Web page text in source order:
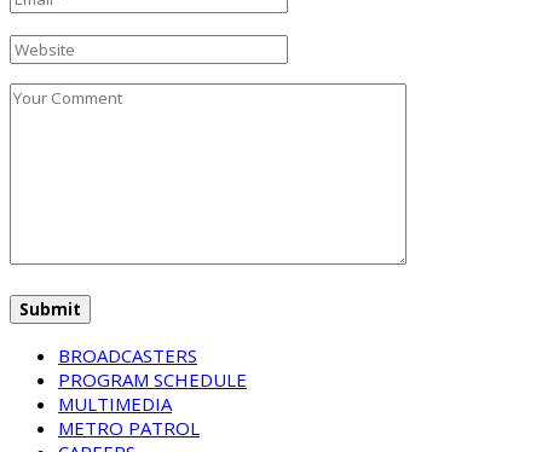
BROADCASTERS
PROGRAM SCHEDULE
MULTIMEDIA
METRO PATROL